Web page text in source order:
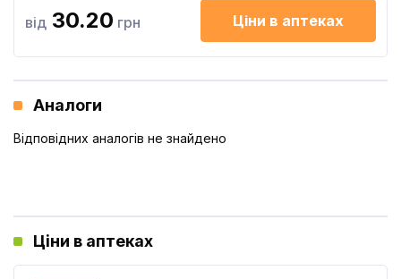
від 30.20 грн Ціни в аптеках
Аналоги
Відповідних аналогів не знайдено
Ціни в аптеках